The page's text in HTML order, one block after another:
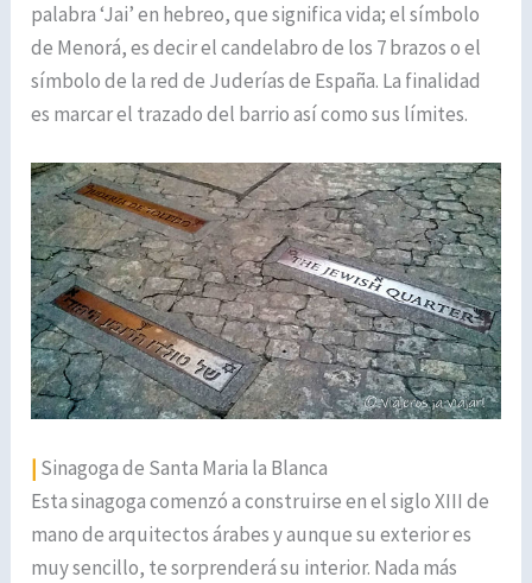
palabra ‘Jai’ en hebreo, que significa vida; el símbolo
de Menorá, es decir el candelabro de los 7 brazos o el
símbolo de la red de Juderías de España. La finalidad
es marcar el trazado del barrio así como sus límites.
| Sinagoga de Santa Maria la Blanca
Esta sinagoga comenzó a construirse en el siglo XIII de
mano de arquitectos árabes y aunque su exterior es
muy sencillo, te sorprenderá su interior. Nada más